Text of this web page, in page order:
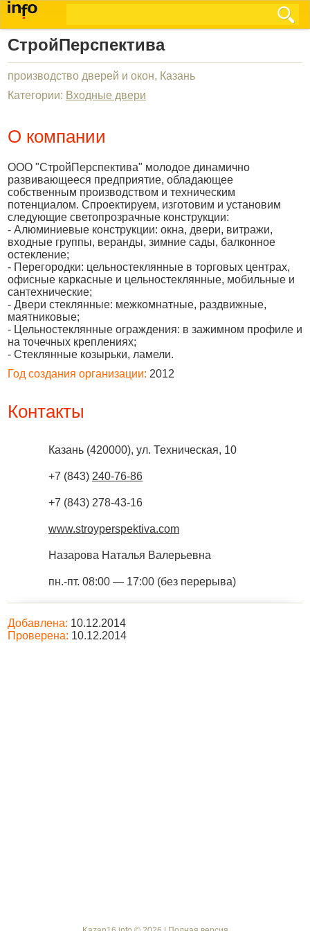
СтройПерспектива
производство дверей и окон, Казань
Категории: Входные двери
О компании
ООО "СтройПерспектива" молодое динамично
развивающееся предприятие, обладающее
собственным производством и техническим
потенциалом. Спроектируем, изготовим и установим
следующие светопрозрачные конструкции:
- Алюминиевые конструкции: окна, двери, витражи,
входные группы, веранды, зимние сады, балконное
остекление;
- Перегородки: цельностеклянные в торговых центрах,
офисные каркасные и цельностеклянные, мобильные и
сантехнические;
- Двери стеклянные: межкомнатные, раздвижные,
маятниковые;
- Цельностеклянные ограждения: в зажимном профиле и
на точечных креплениях;
- Стеклянные козырьки, ламели.
Год создания организации: 2012
Контакты
Казань (420000), ул. Техническая, 10
+7 (843) 240-76-86
+7 (843) 278-43-16
www.stroyperspektiva.com
Назарова Наталья Валерьевна
пн.-пт. 08:00 — 17:00 (без перерыва)
Добавлена: 10.12.2014
Проверена: 10.12.2014